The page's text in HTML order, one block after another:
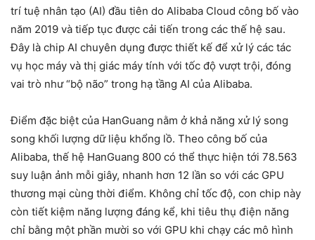
trí tuệ nhân tạo (AI) đầu tiên do Alibaba Cloud công bố vào
năm 2019 và tiếp tục được cải tiến trong các thế hệ sau.
Đây là chip AI chuyên dụng được thiết kế để xử lý các tác
vụ học máy và thị giác máy tính với tốc độ vượt trội, đóng
vai trò như “bộ não” trong hạ tầng AI của Alibaba.
Điểm đặc biệt của HanGuang nằm ở khả năng xử lý song
song khối lượng dữ liệu khổng lồ. Theo công bố của
Alibaba, thế hệ HanGuang 800 có thể thực hiện tới 78.563
suy luận ảnh mỗi giây, nhanh hơn 12 lần so với các GPU
thương mại cùng thời điểm. Không chỉ tốc độ, con chip này
còn tiết kiệm năng lượng đáng kể, khi tiêu thụ điện năng
chỉ bằng một phần mười so với GPU khi chạy các mô hình